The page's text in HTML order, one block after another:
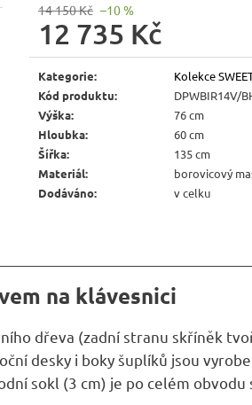
14 150 Kč –10 %
12 735 Kč
Měrná
cena:
Kategorie:
Kolekce
Kód produktu:
DPWBIR14V/
Výška:
76 cm
Hloubka:
60 cm
Šířka:
135 cm
Materiál:
borovicový
Dodáváno: v celku
na klávesnici
dřeva (zadní stranu skříněk
desky i boky šuplíků jsou
sokl (3 cm) je po celém